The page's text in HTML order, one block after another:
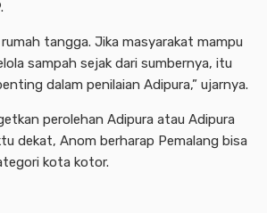
rumah tangga. Jika masyarakat mampu
sampah sejak dari sumbernya, itu
dalam penilaian Adipura,” ujarnya.
perolehan Adipura atau Adipura
dekat, Anom berharap Pemalang bisa
kota kotor.